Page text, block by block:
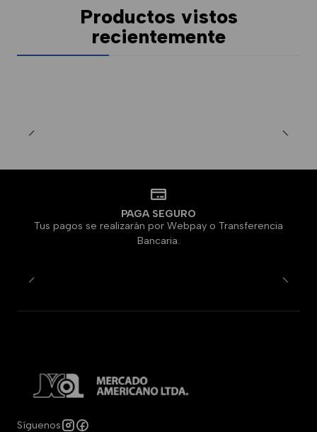
Productos vistos
recientemente
PAGA SEGURO
Tus pagos se realizarán por Webpay o Transferencia
Bancaria.
Síguenos